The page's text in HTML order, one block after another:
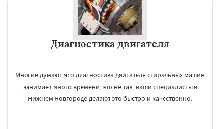
Диагностика двигателя
Многие думают что диагностика двигателя стиральных машин
занимает много времени, это не так, наши специалисты в
Нижнем Новгороде делают это быстро и качественно.